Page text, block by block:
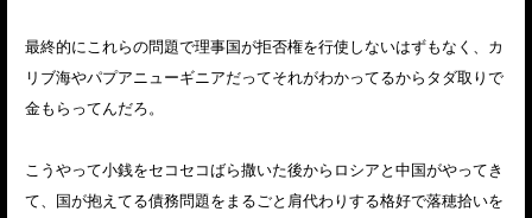
最終的にこれらの問題で理事国が拒否権を行使しないはずもなく、カ
リブ海やパプアニューギニアだってそれがわかってるからタダ取りで
金もらってんだろ。
こうやって小銭をセコセコばら撒いた後からロシアと中国がやってき
て、国が抱えてる債務問題をまるごと肩代わりする格好で落穂拾いを